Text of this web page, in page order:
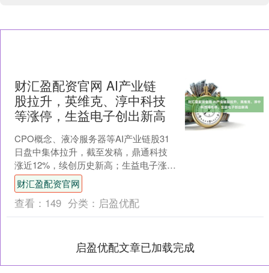
财汇盈配资官网 AI产业链
股拉升，英维克、淳中科技
等涨停，生益电子创出新高
CPO概念、液冷服务器等AI产业链股31
日盘中集体拉升，截至发稿，鼎通科技
涨近12%，续创历史新高；生益电子涨超
10%，亦创出新高；英维克、淳中科技、
冰轮环境、....
财汇盈配资官网
查看： 149 分类： 启盈优配
启盈优配文章已加载完成